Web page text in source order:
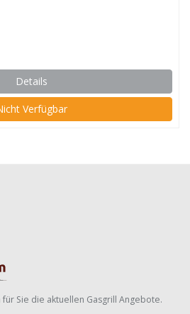
Details
Verfügbar
Sie die aktuellen Gasgrill Angebote.